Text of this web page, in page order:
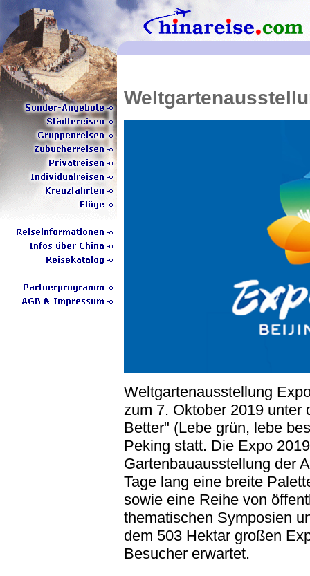
Weltgartenausstellung
zum 7. Oktober 2019 unter
Better" (Lebe grün, lebe
Peking statt. Die Expo
Gartenbauausstellung der
Tage lang eine breite
sowie eine Reihe von
thematischen Symposien
dem 503 Hektar großen
Besucher erwartet.